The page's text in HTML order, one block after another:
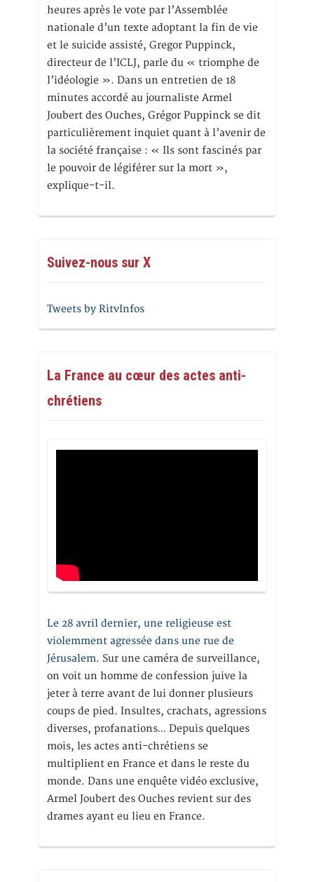
heures après le vote par l’Assemblée
nationale d’un texte adoptant la fin de vie
et le suicide assisté, Gregor Puppinck,
directeur de l’ICLJ, parle du « triomphe de
l’idéologie ». Dans un entretien de 18
minutes accordé au journaliste Armel
Joubert des Ouches, Grégor Puppinck se dit
particulièrement inquiet quant à l’avenir de
la société française : « Ils sont fascinés par
le pouvoir de légiférer sur la mort »,
explique-t-il.
Suivez-nous sur X
Tweets by RitvInfos
La France au cœur des actes anti-
chrétiens
Le 28 avril dernier, une religieuse est
violemment agressée dans une rue de
Jérusalem. Sur une caméra de surveillance,
on voit un homme de confession juive la
jeter à terre avant de lui donner plusieurs
coups de pied. Insultes, crachats, agressions
diverses, profanations… Depuis quelques
mois, les actes anti-chrétiens se
multiplient en France et dans le reste du
monde. Dans une enquête vidéo exclusive,
Armel Joubert des Ouches revient sur des
drames ayant eu lieu en France.